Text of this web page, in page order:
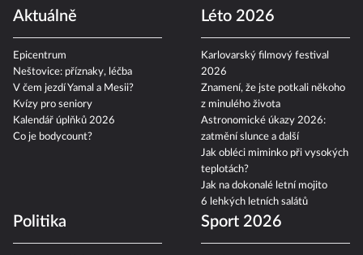
Aktuálně
Epicentrum
Neštovice: příznaky, léčba
V čem jezdí Yamal a Mesii?
Kvízy pro seniory
Kalendář úplňků 2026
Co je bodycount?
Léto 2026
Karlovarský filmový festival
2026
Znamení, že jste potkali někoho
z minulého života
Astronomické úkazy 2026:
zatmění slunce a další
Jak obléci miminko při vysokých
teplotách?
Jak na dokonalé letní mojito
6 lehkých letních salátů
Politika Sport 2026